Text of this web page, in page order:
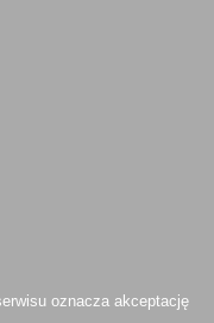
oznacza akceptację